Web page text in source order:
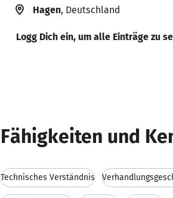
Hagen, Deutschland
Logg Dich ein, um alle Einträge zu
Fähigkeiten und
Technisches Verständnis